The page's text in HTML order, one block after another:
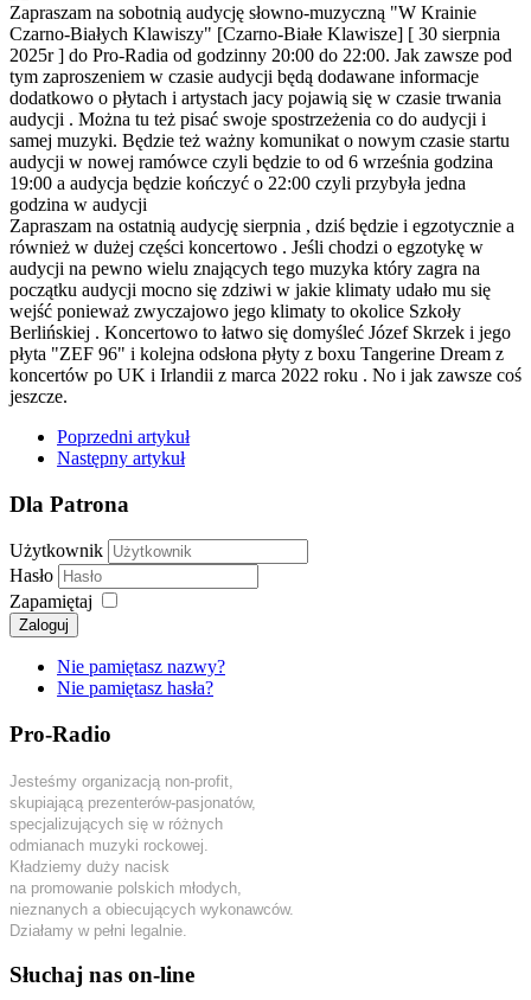
Zapraszam na sobotnią audycję słowno-muzyczną "W Krainie
Czarno-Białych Klawiszy" [Czarno-Białe Klawisze] [ 30 sierpnia
2025r ] do Pro-Radia od godzinny 20:00 do 22:00. Jak zawsze pod
tym zaproszeniem w czasie audycji będą dodawane informacje
dodatkowo o płytach i artystach jacy pojawią się w czasie trwania
audycji . Można tu też pisać swoje spostrzeżenia co do audycji i
samej muzyki. Będzie też ważny komunikat o nowym czasie startu
audycji w nowej ramówce czyli będzie to od 6 września godzina
19:00 a audycja będzie kończyć o 22:00 czyli przybyła jedna
godzina w audycji
Zapraszam na ostatnią audycję sierpnia , dziś będzie i egzotycznie a
również w dużej części koncertowo . Jeśli chodzi o egzotykę w
audycji na pewno wielu znających tego muzyka który zagra na
początku audycji mocno się zdziwi w jakie klimaty udało mu się
wejść ponieważ zwyczajowo jego klimaty to okolice Szkoły
Berlińskiej . Koncertowo to łatwo się domyśleć Józef Skrzek i jego
płyta "ZEF 96" i kolejna odsłona płyty z boxu Tangerine Dream z
koncertów po UK i Irlandii z marca 2022 roku . No i jak zawsze coś
jeszcze.
Poprzedni artykuł
Następny artykuł
Dla Patrona
Użytkownik
Hasło
Zapamiętaj
Zaloguj
Nie pamiętasz nazwy?
Nie pamiętasz hasła?
Pro-Radio
Jesteśmy organizacją non-profit,
skupiającą prezenterów-pasjonatów,
specjalizujących się w różnych
odmianach muzyki rockowej.
Kładziemy duży nacisk
na promowanie polskich młodych,
nieznanych a obiecujących wykonawców.
Działamy w pełni legalnie.
Słuchaj nas on-line